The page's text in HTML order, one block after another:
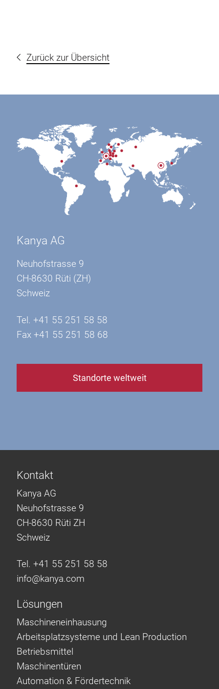
Zurück zur Übersicht
Kanya AG
Neuhofstrasse 9
CH-8630 Rüti (ZH)
Schweiz
Tel. +41 55 251 58 58
Fax +41 55 251 58 68
Standorte weltweit
Kontakt
Kanya AG
Neuhofstrasse 9
CH-8630 Rüti ZH
Schweiz
Tel. +41 55 251 58 58
info@kanya.com
Lösungen
Maschineneinhausung
Arbeitsplatzsysteme und Lean Production
Betriebsmittel
Maschinentüren
Automation & Fördertechnik